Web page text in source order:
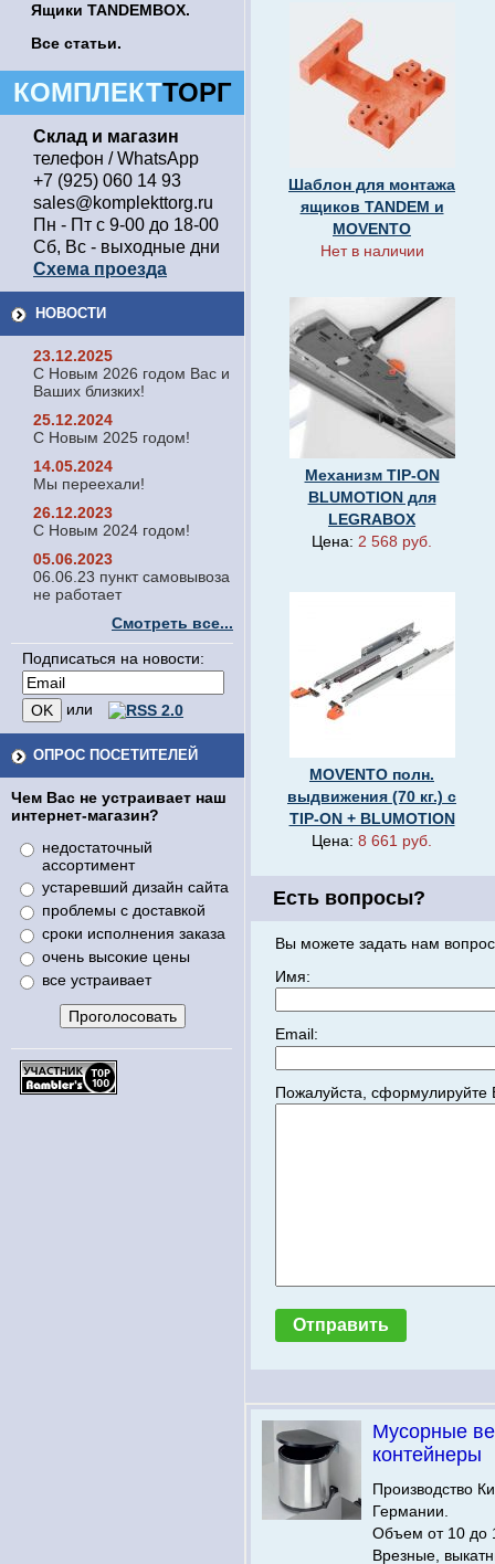
Ящики TANDEMBOX.
Все статьи.
КОМПЛЕКТТОРГ
Склад и магазин
телефон / WhatsApp
+7 (925) 060 14 93
sales@komplekttorg.ru
Пн - Пт с 9-00 до 18-00
Сб, Вс - выходные дни
Схема проезда
НОВОСТИ
23.12.2025
С Новым 2026 годом Вас и
Ваших близких!
25.12.2024
С Новым 2025 годом!
14.05.2024
Мы переехали!
26.12.2023
С Новым 2024 годом!
05.06.2023
06.06.23 пункт самовывоза
не работает
Смотреть все...
Подписаться на новости:
или
ОПРОС ПОСЕТИТЕЛЕЙ
Чем Вас не устраивает наш
интернет-магазин?
недостаточный
ассортимент
устаревший дизайн сайта
проблемы с доставкой
сроки исполнения заказа
очень высокие цены
все устраивает
Шаблон для монтажа
ящиков TANDEM и
MOVENTO
Нет в наличии
Механизм TIP-ON
BLUMOTION для
LEGRABOX
Цена: 2 568 руб.
MOVENTO полн.
выдвижения (70 кг.) с
TIP-ON + BLUMOTION
Цена: 8 661 руб.
Есть вопросы?
Вы можете задать нам
Имя:
Email:
Пожалуйста,
Мусорные
контейнеры
Производство
Германии.
Объем от 10 до
Врезные,